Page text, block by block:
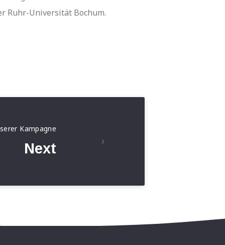
Ruhr-Universität Bochum.
Kampagne
Next